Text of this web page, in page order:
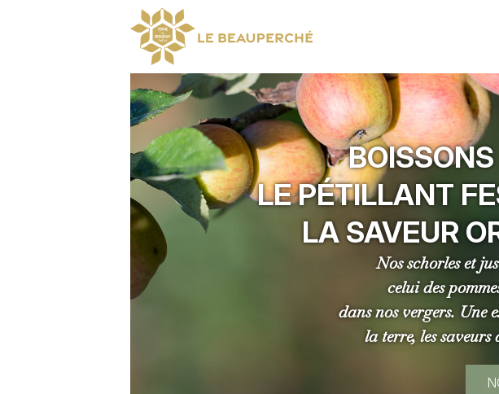
LE PÉTILLANT
LA SAVEUR
Nos schorles et
celui des
dans nos vergers. Une
la terre, les saveurs